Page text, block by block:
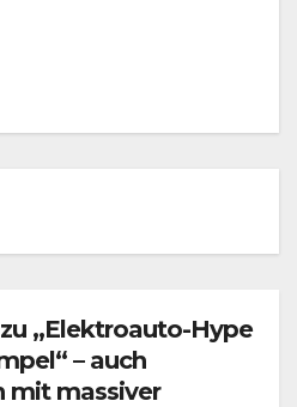
„Elektroauto-Hype
– auch
mit massiver